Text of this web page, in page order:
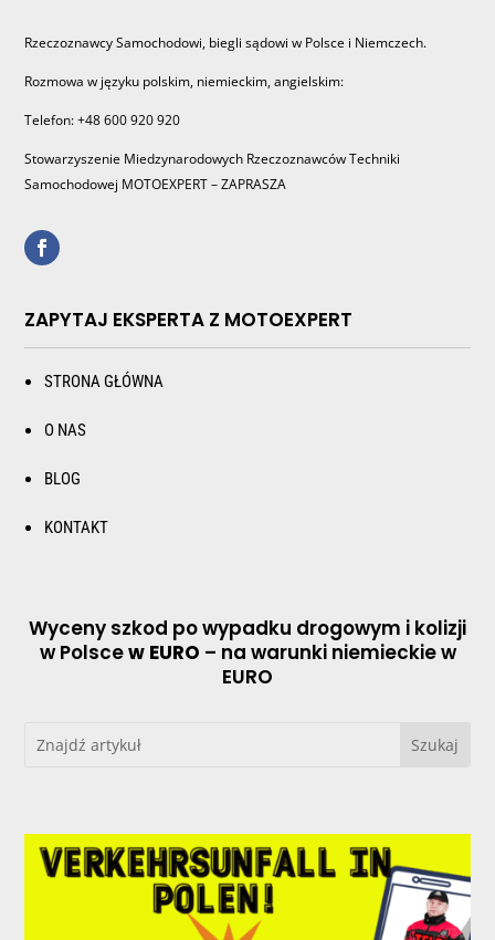
Rzeczoznawcy Samochodowi, biegli sądowi w Polsce i Niemczech.
Rozmowa w języku polskim, niemieckim, angielskim:
Telefon: +48 600 920 920
Stowarzyszenie Miedzynarodowych Rzeczoznawców Techniki
Samochodowej MOTOEXPERT – ZAPRASZA
ZAPYTAJ EKSPERTA Z MOTOEXPERT
STRONA GŁÓWNA
O NAS
BLOG
KONTAKT
Wyceny szkod po wypadku drogowym i kolizji
w Polscew EURO – na warunki niemieckie w
EURO